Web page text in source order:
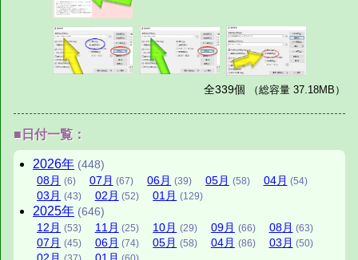
全339個 （総容量 37.18MB）
■日付一覧：
2026年 (448)
08月 (6) 07 月 (67) 06月 (39) 05月 (58) 04月 (54)
03 月 (43) 02 月 (52) 01 月 (129)
2025年 (646)
12 月 (53) 11 月 (25) 10月 (29) 09月 (66) 08月 (63)
07 月 (45) 06月 (74) 05月 (58) 04月 (86) 03 月 (50)